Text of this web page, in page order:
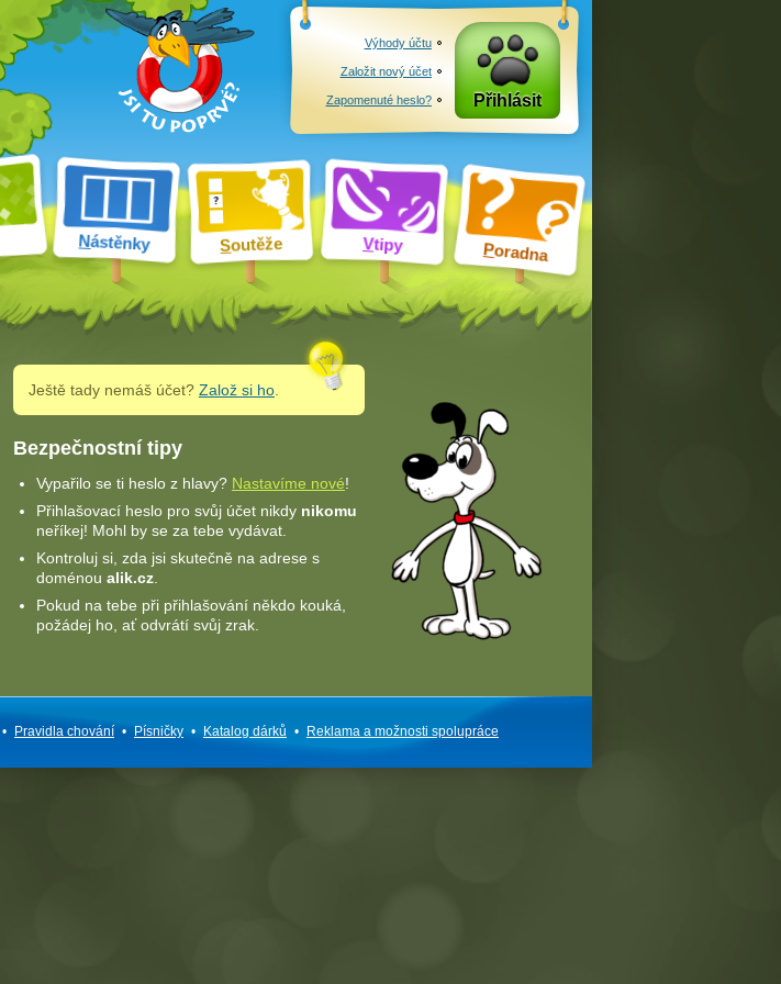
Nástěnky Soutěže Vtipy Poradna
Výhody účtu
Založit nový účet
Zapomenuté heslo? Přihlásit
Ještě tady nemáš účet? Založ si ho.
Bezpečnostní tipy
Vypařilo se ti heslo z hlavy? Nastavíme nové!
Přihlašovací heslo pro svůj účet nikdy nikomu
neříkej! Mohl by se za tebe vydávat.
Kontroluj si, zda jsi skutečně na adrese s
doménou alik.cz.
Pokud na tebe při přihlašování někdo kouká,
požádej ho, ať odvrátí svůj zrak.
• Pravidla chování • Písničky • Katalog dárků • Reklama a možnosti spolupráce